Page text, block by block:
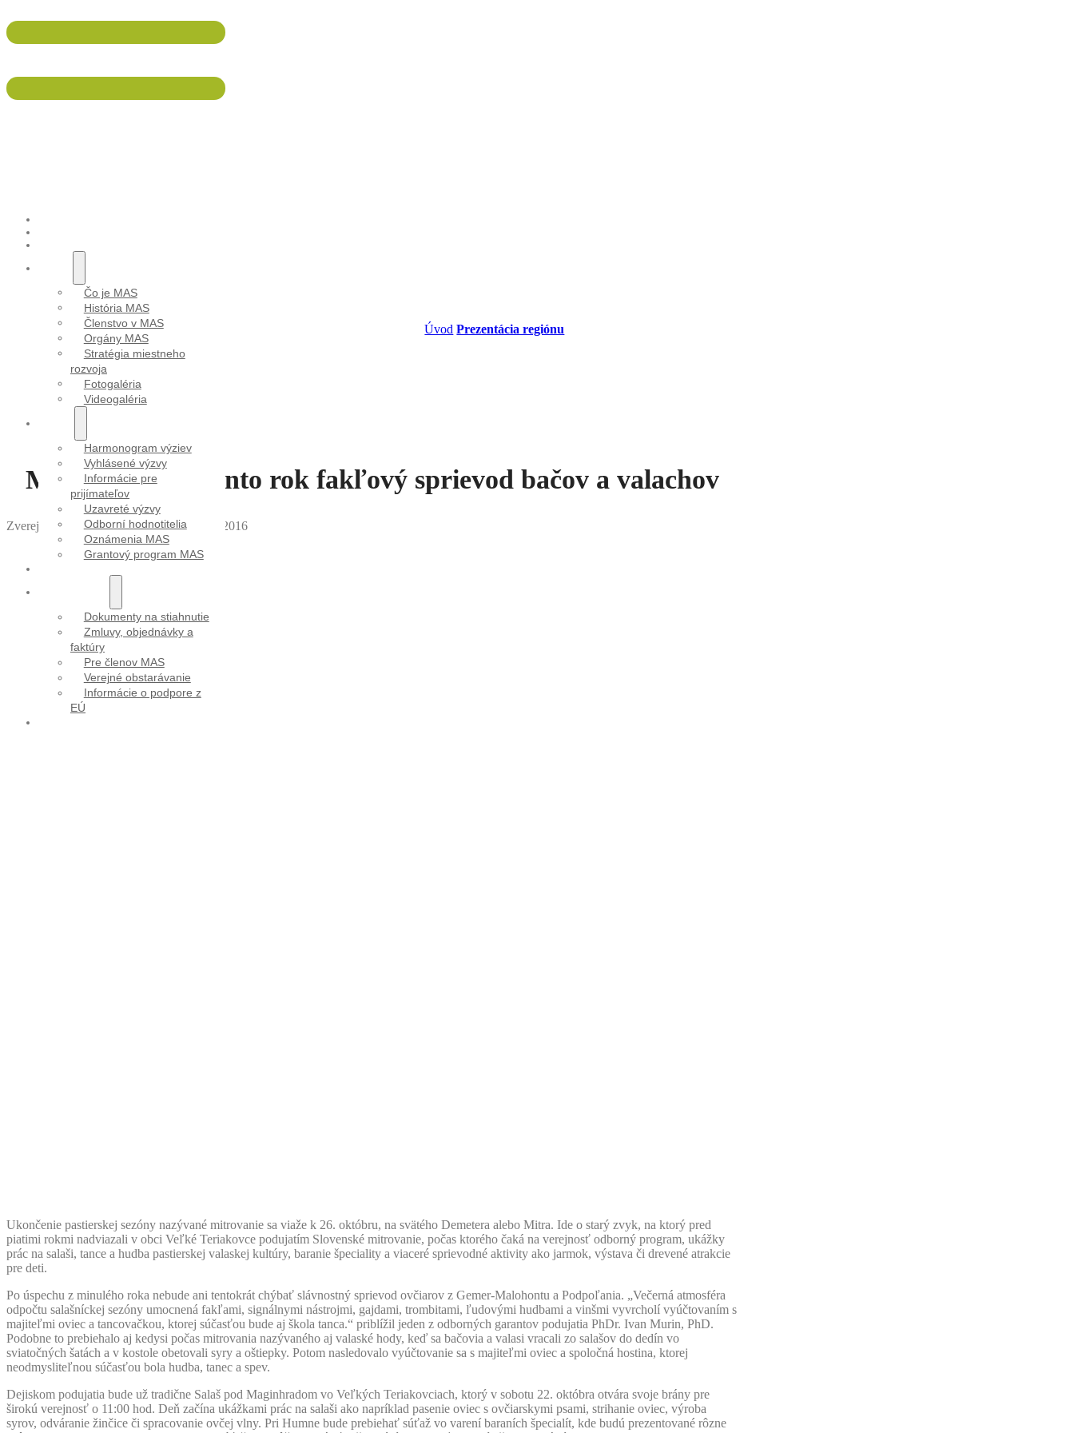
Čo je MAS
História MAS
Členstvo v MAS
Orgány MAS
Stratégia miestneho
rozvoja
Fotogaléria
Videogaléria
Harmonogram výziev
Vyhlásené výzvy
Informácie pre
prijímateľov
Uzavreté výzvy
Odborní hodnotitelia
Oznámenia MAS
Grantový program MAS
Dokumenty na stiahnutie
Zmluvy, objednávky a
faktúry
Pre členov MAS
Verejné obstarávanie
Informácie o podpore z
EÚ
Aktuality
Úvod /Prezentácia regiónu
Mitrovanie: Aj tento rok fakľový sprievod bačov a valachov
Zverejnila Mirka Vargová｜Dátum: 10.10.2016
Ukončenie pastierskej sezóny nazývané mitrovanie sa viaže k 26. októbru, na svätého Demetera alebo Mitra. Ide o starý zvyk, na ktorý pred
piatimi rokmi nadviazali v obci Veľké Teriakovce podujatím Slovenské mitrovanie, počas ktorého čaká na verejnosť odborný program, ukážky
prác na salaši, tance a hudba pastierskej valaskej kultúry, baranie špeciality a viaceré sprievodné aktivity ako jarmok, výstava či drevené atrakcie
pre deti.
Po úspechu z minulého roka nebude ani tentokrát chýbať slávnostný sprievod ovčiarov z Gemer-Malohontu a Podpoľania. „Večerná atmosféra
odpočtu salašníckej sezóny umocnená fakľami, signálnymi nástrojmi, gajdami, trombitami, ľudovými hudbami a vinšmi vyvrcholí vyúčtovaním s
majiteľmi oviec a tancovačkou, ktorej súčasťou bude aj škola tanca.“ priblížil jeden z odborných garantov podujatia PhDr. Ivan Murin, PhD.
Podobne to prebiehalo aj kedysi počas mitrovania nazývaného aj valaské hody, keď sa bačovia a valasi vracali zo salašov do dedín vo
sviatočných šatách a v kostole obetovali syry a oštiepky. Potom nasledovalo vyúčtovanie sa s majiteľmi oviec a spoločná hostina, ktorej
neodmysliteľnou súčasťou bola hudba, tanec a spev.
Dejiskom podujatia bude už tradične Salaš pod Maginhradom vo Veľkých Teriakovciach, ktorý v sobotu 22. októbra otvára svoje brány pre
širokú verejnosť o 11:00 hod. Deň začína ukážkami prác na salaši ako napríklad pasenie oviec s ovčiarskymi psami, strihanie oviec, výroba
syrov, odváranie žinčice či spracovanie ovčej vlny. Pri Humne bude prebiehať súťaž vo varení baraních špecialít, kde budú prezentované rôzne